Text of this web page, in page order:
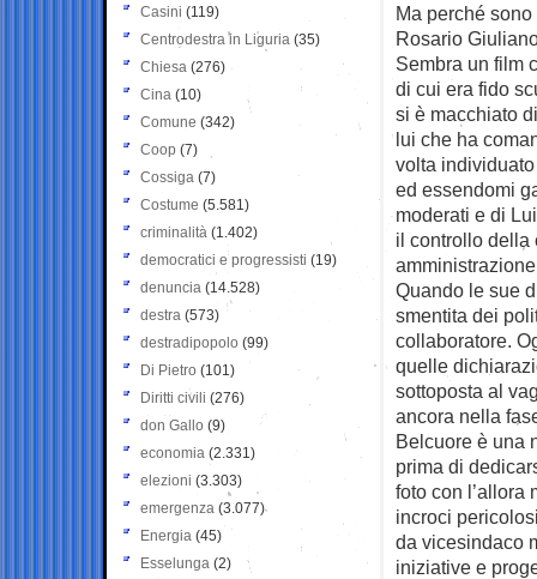
Ma perché
Rosario
Sembra un film
di cui era fido
si è macchiato
lui che ha
volta
ed essendomi
moderati e di
il controllo della
Quando le sue
smentita dei
collaboratore.
quelle
sottoposta al
ancora nella
Belcuore è una
prima di
foto con l’allora
incroci
da vicesindaco
iniziative e
Casini (119)
Centrodestra in Liguria (35)
Chiesa (276)
Cina (10)
Comune (342)
Coop (7)
Cossiga (7)
Costume (5.581)
criminalità (1.402)
democratici e progressisti (19)
denuncia (14.528)
destra (573)
destradipopolo (99)
Di Pietro (101)
Diritti civili (276)
don Gallo (9)
economia (2.331)
elezioni (3.303)
emergenza (3.077)
Energia (45)
Esselunga (2)